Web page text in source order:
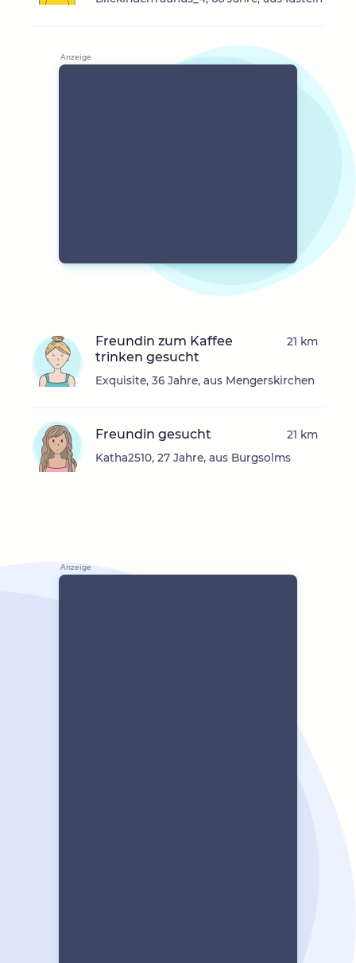
Freundin zum Kaffee
trinken gesucht
Exquisite, 36 Jahre, aus Mengerskirchen
21 km
Freundin gesucht
Katha2510, 27 Jahre, aus Burgsolms
21 km